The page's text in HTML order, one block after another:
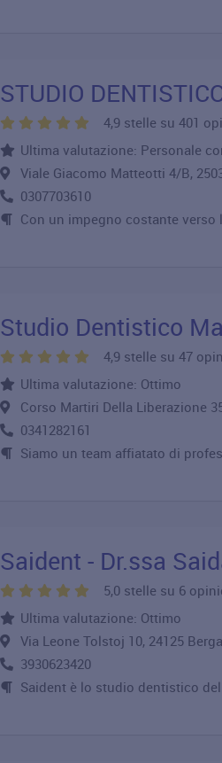
STUDIO
4,9 stelle su 401
Ultima valutazione: Personale
Viale Giacomo Matteotti 4/B,
0307703610
Con un impegno costante verso
Studio Dentistico
4,9 stelle su 47
Ultima valutazione: Ottimo
Corso Martiri Della Liberazione
0341282161
Siamo un team affiatato di
Saident - Dr.ssa
5,0 stelle su 6
Ultima valutazione: Ottimo
Via Leone Tolstoj 10, 24125
3930623420
Saident è lo studio dentistico